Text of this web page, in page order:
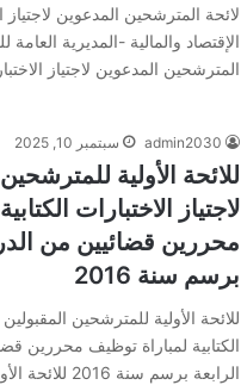
لائحة المترشحين المدعوين لاجتياز
الإقتصاد والمالية -المديرية
المترشحين المدعوين لاجتياز
admin2030 سبتمبر 10, 2025
للائحة الأولية
لاجتياز الاختبارات
محررين قضائيين من
برسم سنة 2016
للائحة الأولية للمترشحين المقبولين
الكتابية لمباراة توظيف محررين
الرابعة برسم سنة 2016 للائحة الأولية للمترشحين…